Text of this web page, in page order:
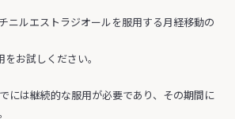
ニルエストラジオールを服用する月経移動の
お試しください。
には継続的な服用が必要であり、その期間に